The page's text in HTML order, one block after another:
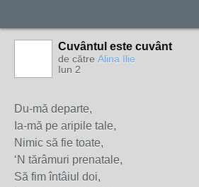
Cuvântul este cuvânt
de către Alina Ilie
Iun 2
Du-mă departe,
Ia-mă pe aripile tale,
Nimic să fie toate,
‘N tărâmuri prenatale,
Să fim întâiul doi,